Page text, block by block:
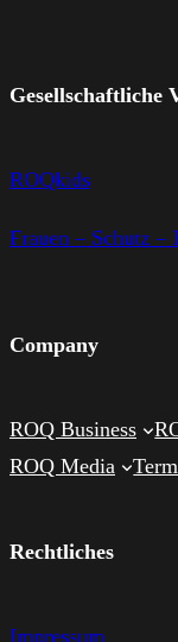
Gesellschaftliche
ROQkids
Frauen – Schutz –
Company
ROQ Business
ROQ Media
Rechtliches
Impressum